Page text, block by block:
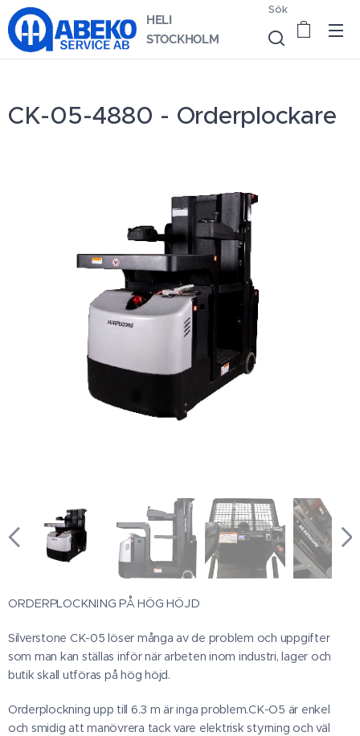
HELI
STOCKHOLM
Sök
CK-05-4880 - Orderplockare
ORDERPLOCKNING PÅ HÖG HÖJD
Silverstone CK-05 löser många av de problem och uppgifter
som man kan ställas inför när arbeten inom industri, lager och
butik skall utföras på hög höjd.
Orderplockning upp till 6.3 m är inga problem.CK-O5 är enkel
och smidig att manövrera tack vare elektrisk styrning och väl